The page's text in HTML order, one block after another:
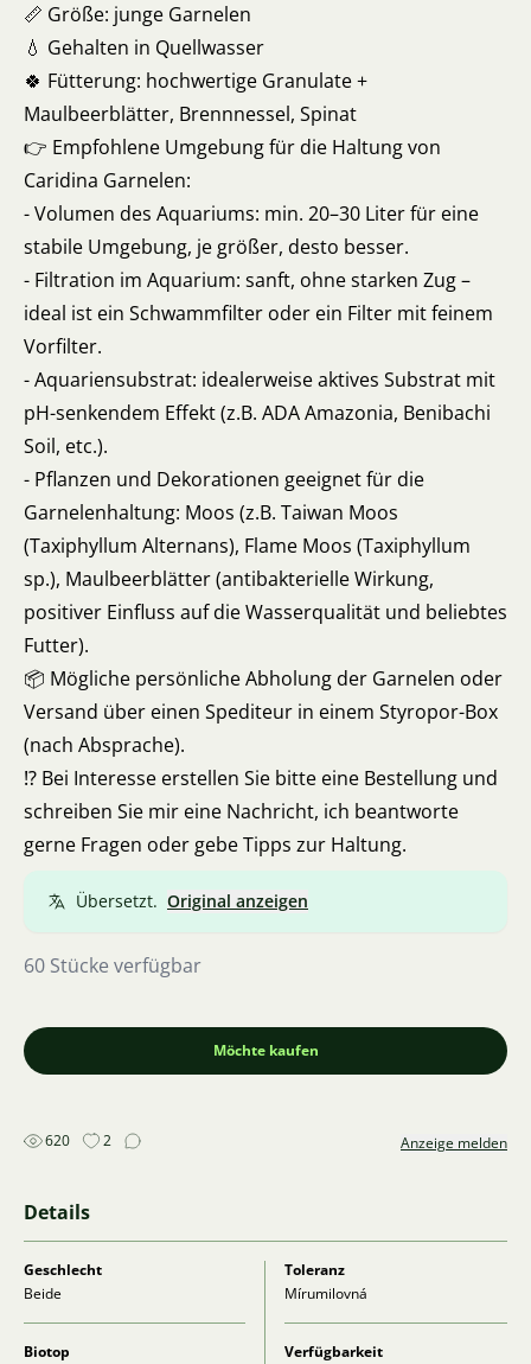
📏 Größe: junge Garnelen
💧 Gehalten in Quellwasser
🍀 Fütterung: hochwertige Granulate +
Maulbeerblätter, Brennnessel, Spinat
👉 Empfohlene Umgebung für die Haltung von
Caridina Garnelen:
- Volumen des Aquariums: min. 20–30 Liter für eine
stabile Umgebung, je größer, desto besser.
- Filtration im Aquarium: sanft, ohne starken Zug –
ideal ist ein Schwammfilter oder ein Filter mit feinem
Vorfilter.
- Aquariensubstrat: idealerweise aktives Substrat mit
pH-senkendem Effekt (z.B. ADA Amazonia, Benibachi
Soil, etc.).
- Pflanzen und Dekorationen geeignet für die
Garnelenhaltung: Moos (z.B. Taiwan Moos
(Taxiphyllum Alternans), Flame Moos (Taxiphyllum
sp.), Maulbeerblätter (antibakterielle Wirkung,
positiver Einfluss auf die Wasserqualität und beliebtes
Futter).
📦 Mögliche persönliche Abholung der Garnelen oder
Versand über einen Spediteur in einem Styropor-Box
(nach Absprache).
⁉️ Bei Interesse erstellen Sie bitte eine Bestellung und
schreiben Sie mir eine Nachricht, ich beantworte
gerne Fragen oder gebe Tipps zur Haltung.
Übersetzt. Original anzeigen
60 Stücke verfügbar
Möchte kaufen
620 2 Anzeige melden
Details
Geschlecht
Beide
Toleranz
Mírumilovná
Biotop Verfügbarkeit